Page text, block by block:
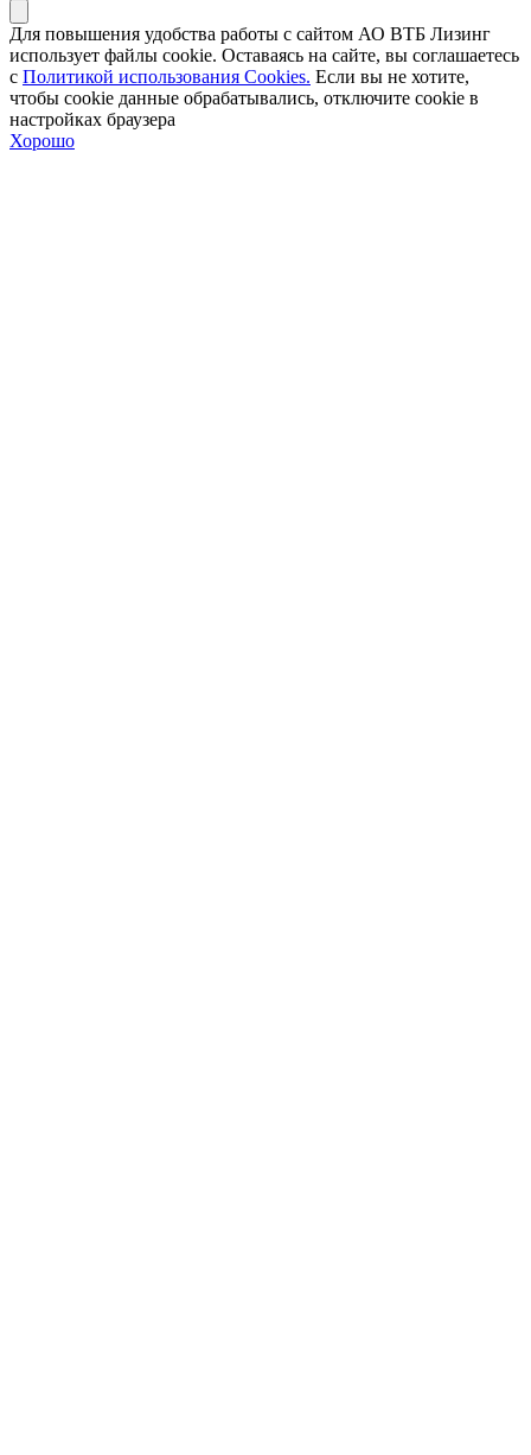
Для повышения удобства работы с сайтом АО ВТБ Лизинг
использует файлы cookie. Оставаясь на сайте, вы соглашаетесь
с Политикой использования Cookies. Если вы не хотите,
чтобы сookie данные обрабатывались, отключите cookie в
настройках браузера
Хорошо